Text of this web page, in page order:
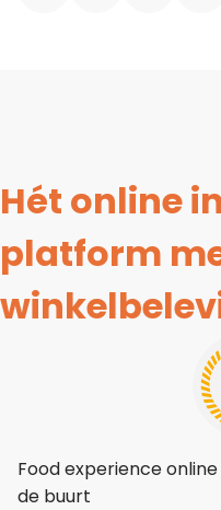
Hét online
platform
Food experience online
de buurt